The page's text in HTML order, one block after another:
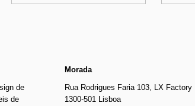
de
de
Morada
Rua Rodrigues Faria 103, LX Factory
1300-501 Lisboa